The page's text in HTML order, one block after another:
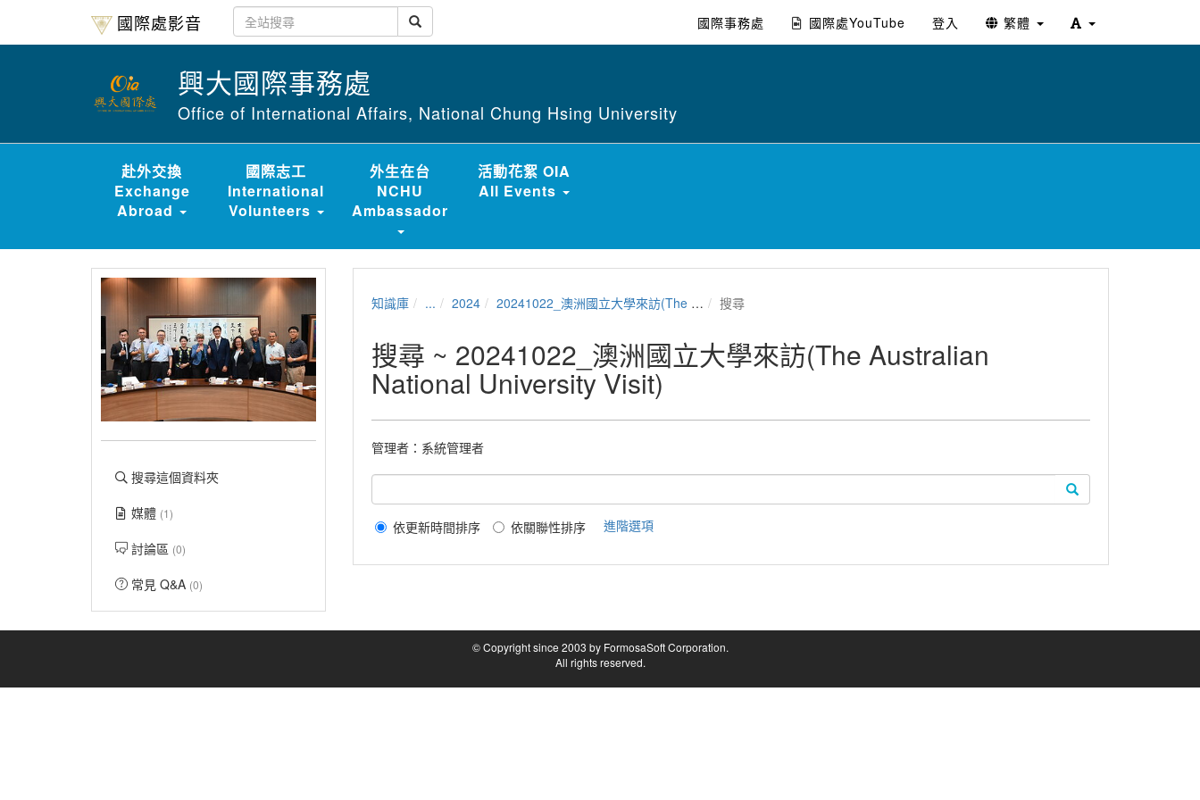
國際處影音 國際事務處 國際處YouTube 登入 繁體
興大國際事務處
Office of International Affairs, National Chung Hsing University
赴外交換
Exchange
Abroad
國際志工
International
Volunteers
外生在台
NCHU
Ambassador
活動花絮 OIA
All Events
搜尋這個資料夾
媒體 (1)
討論區 (0)
常見 Q&A (0)
知識庫 ... 2024 20241022_澳洲國立大學來訪(The Australian National University Visit) 搜尋
搜尋 ~ 20241022_澳洲國立大學來訪(The Australian
National University Visit)
管理者： 系統管理者
依更新時間排序 依關聯性排序 進階選項
© Copyright since 2003 by FormosaSoft Corporation.
All rights reserved.